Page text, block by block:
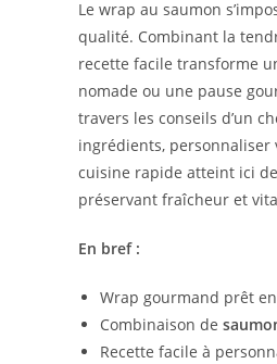
Le wrap au saumon
qualité. Combinant la
recette facile transforme
nomade ou une pause
travers les conseils d’un
ingrédients, personnaliser
cuisine rapide atteint ici
préservant fraîcheur et
En bref :
Wrap gourmand prêt
Combinaison de
Recette facile à